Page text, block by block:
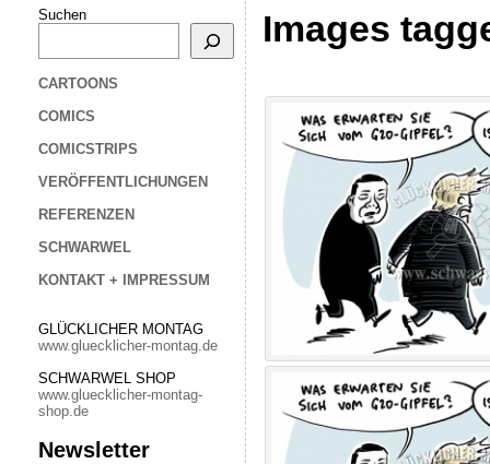
Suchen
CARTOONS
COMICS
COMICSTRIPS
VERÖFFENTLICHUNGEN
REFERENZEN
SCHWARWEL
KONTAKT + IMPRESSUM
GLÜCKLICHER MONTAG
www.gluecklicher-montag.de
SCHWARWEL SHOP
www.gluecklicher-montag-
shop.de
Newsletter
Images